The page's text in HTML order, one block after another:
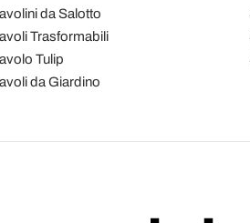
da Salotto
Trasformabili
Tulip
da Giardino